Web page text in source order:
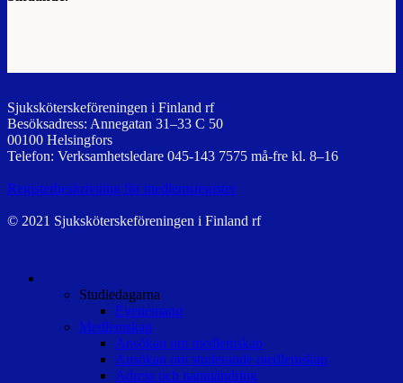
Sjuksköterskeföreningen i Finland rf
Besöksadress: Annegatan 31–33 C 50
00100 Helsingfors
Telefon: Verksamhetsledare 045-143 7575 må-fre kl. 8–16
Registerbeskrivning för medlemsregister
© 2021 Sjuksköterskeföreningen i Finland rf
Studiedagarna
Evenemang
Medlemskap
Ansökan om medlemskap
Ansökan om studerande medlemskap
Adress och namnändring